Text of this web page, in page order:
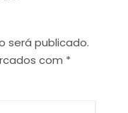
será publicado.
com *